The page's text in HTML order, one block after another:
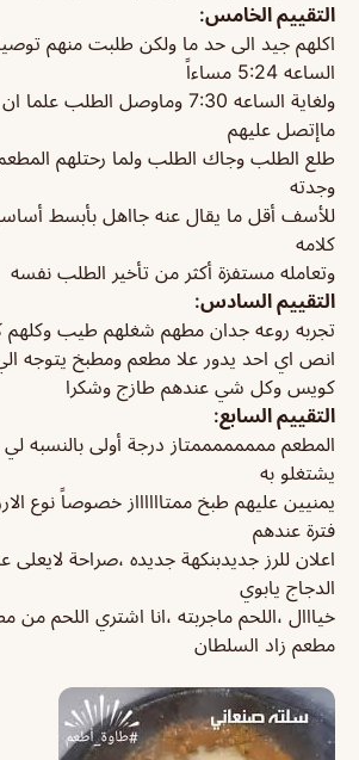
التقييم الخامس:
اكلهم جيد الى حد ما ولكن طلبت منهم
الساعه 5:24 مساءاً
ولغاية الساعه 7:30 وماوصل الطلب
ماإتصل عليهم
طلع الطلب وجاك الطلب ولما رحتلهم المطعم
وجدته
للأسف أقل ما يقال عنه جااهل بأبسط
كلامه
وتعامله مستفزة أكثر من تأخير الطلب نفسه
التقييم السادس:
تجربه روعه جدان مطهم شغلهم طيب وكلهم
انص اي احد يدور علا مطعم ومطبخ يتوجه
كويس وكل شي عندهم طازج وشكرا
التقييم السابع:
المطعم ممممممممتاز درجة أولى بالنسبه
يشتغلو به
يمنيين عليهم طبخ ممتااااااز خصوصاً نوع
فترة عندهم
اعلان للرز جديدبنكهة جديده ،صراحة لايعلى
الدجاج يابوي
خيااال ،اللحم ماجربته ،انا اشتري اللحم من
مطعم زاد السلطان